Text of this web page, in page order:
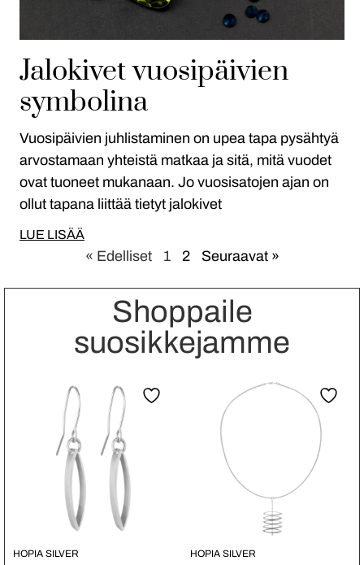
Jalokivet vuosipäivien
symbolina
Vuosipäivien juhlistaminen on upea tapa pysähtyä
arvostamaan yhteistä matkaa ja sitä, mitä vuodet
ovat tuoneet mukanaan. Jo vuosisatojen ajan on
ollut tapana liittää tietyt jalokivet
LUE LISÄÄ
« Edelliset 1 2 Seuraavat »
Shoppaile
suosikkejamme
HOPIA SILVER HOPIA SILVER